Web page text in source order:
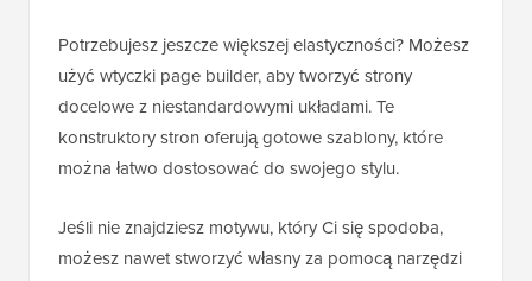
Potrzebujesz jeszcze większej elastyczności? Możesz
użyć wtyczki page builder, aby tworzyć strony
docelowe z niestandardowymi układami. Te
konstruktory stron oferują gotowe szablony, które
można łatwo dostosować do swojego stylu.
Jeśli nie znajdziesz motywu, który Ci się spodoba,
możesz nawet stworzyć własny za pomocą narzędzi